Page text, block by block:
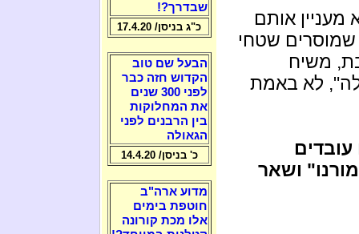
מעניין אותם
שמוסרים שטחי
משיח
לא באמת
ושאר
שבדרך?!
כ"ג בניסן/ 17.4.20
הבעל שם טוב
הקדוש חזה כבר
לפני 300 שנים
את המחלוקות
בין הרבנים לפני
הגאולה
כ' בניסן/ 14.4.20
מדוע ארה"ב
חוטפת בימים
אלו מכת קורונה